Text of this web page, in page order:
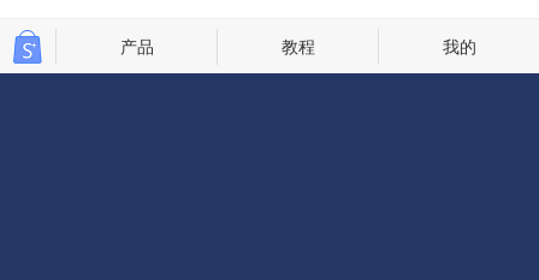
产品 教程 我的